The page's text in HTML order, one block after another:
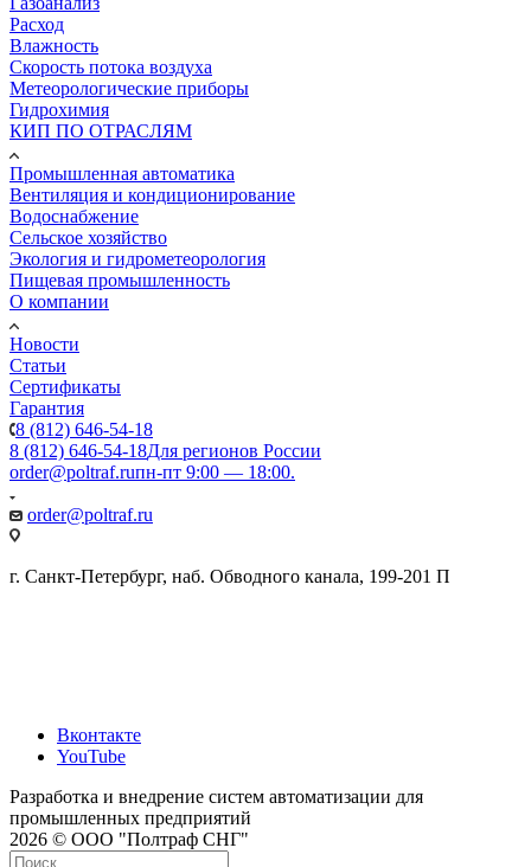
Расход
Влажность
Скорость потока воздуха
Метеорологические приборы
Гидрохимия
КИП ПО ОТРАСЛЯМ
Промышленная автоматика
Вентиляция и кондиционирование
Водоснабжение
Сельское хозяйство
Экология и гидрометеорология
Пищевая промышленность
О компании
Новости
Статьи
Сертификаты
Гарантия
8 (812) 646-54-18
8 (812) 646-54-18Для регионов России
order@poltraf.ruпн-пт 9:00 — 18:00.
order@poltraf.ru
г. Санкт-Петербург, наб. Обводного канала, 199-201 П
Вконтакте
YouTube
Разработка и внедрение систем автоматизации для
промышленных предприятий
2026 © ООО "Полтраф СНГ"